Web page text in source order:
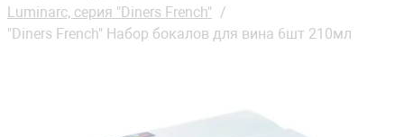
Luminarc, серия "Diners French"
"Diners French" Набор бокалов для вина 6шт 210мл